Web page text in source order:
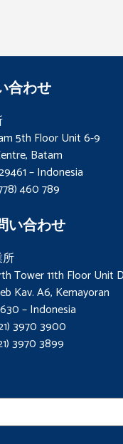
合わせ
5th Floor Unit 6-9
Batam
– Indonesia
460 789
い合わせ
Tower 11th Floor Unit
Kav. A6, Kemayoran
– Indonesia
3970 3900
3970 3899